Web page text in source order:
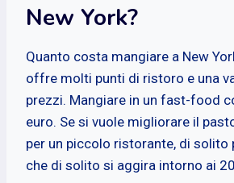
New York?
Quanto costa mangiare a New
offre molti punti di ristoro e una
prezzi. Mangiare in un fast-food
euro. Se si vuole migliorare il
per un piccolo ristorante, di solito
che di solito si aggira intorno ai